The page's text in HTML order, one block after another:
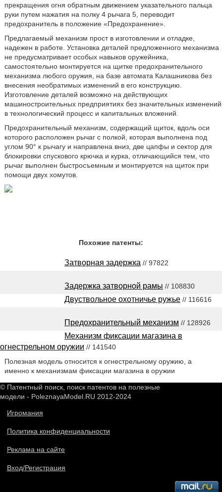
прекращения огня обратным движением указательного пальца
руки путем нажатия на полку 4 рычага 5, переводит
предохранитель в положение «Предохранение».
Предлагаемый механизм прост в изготовлении и отладке,
надежен в работе. Установка деталей предложенного механизма
не предусматривает особых навыков оружейника,
самостоятельно монтируется на щитке предохранительного
механизма любого оружия, на базе автомата Калашникова без
внесения необратимых изменений в его конструкцию.
Изготовление деталей возможно на действующих
машиностроительных предприятиях без значительных изменений
в технологический процесс и капитальных вложений.
Предохранительный механизм, содержащий щиток, вдоль оси
которого расположен рычаг с полкой, которая выполнена под
углом 90° к рычагу и направлена вниз, две цапфы и сектор для
блокировки спускового крючка и курка, отличающийся тем, что
рычаг выполнен быстросъемным и монтируется на щиток при
помощи двух хомутов.
Похожие патенты:
Затворная задержка // 97822
Задержка затворной рамы // 108830
Двуствольное охотничье ружье // 116616
Предохранительный механизм // 128926
Механизм фиксации магазина в
огнестрельном оружии // 141540
Полезная модель относится к огнестрельному оружию, а
именно к механизмам фиксации магазина в оружии
© Патентный поиск, поиск патентов на полезные
модели - PoleznayaModel.RU 2012-2024
Игромания
Политика конфиденциальности
Реклама на сайте
Вход/Регистрация